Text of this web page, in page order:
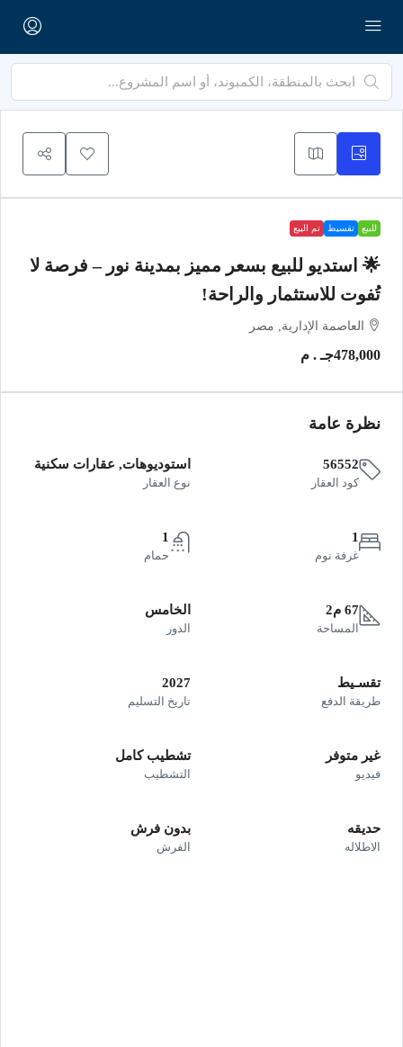
للبيع تقسيط تم البيع
🌟 استديو للبيع بسعر مميز بمدينة نور – فرصة لا
تُفوت للاستثمار والراحة!
العاصمة الإدارية, مصر
478,000جـ . م
نظرة عامة
56552
كود العقار
استوديوهات, عقارات سكنية
نوع العقار
1
غرفة نوم
1
حمام
67 م2
المساحة
الخامس
الدور
تقسـيط
طريقة الدفع
2027
تاريخ التسليم
غير متوفر
فيديو
تشطيب كامل
التشطيب
حديقه
الاطلاله
بدون فرش
الفرش